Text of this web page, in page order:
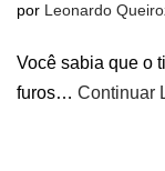
por Leonardo
Você sabia que o
furos… Continuar